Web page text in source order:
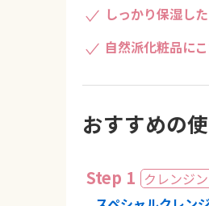
しっかり保湿し
自然派化粧品に
おすすめの